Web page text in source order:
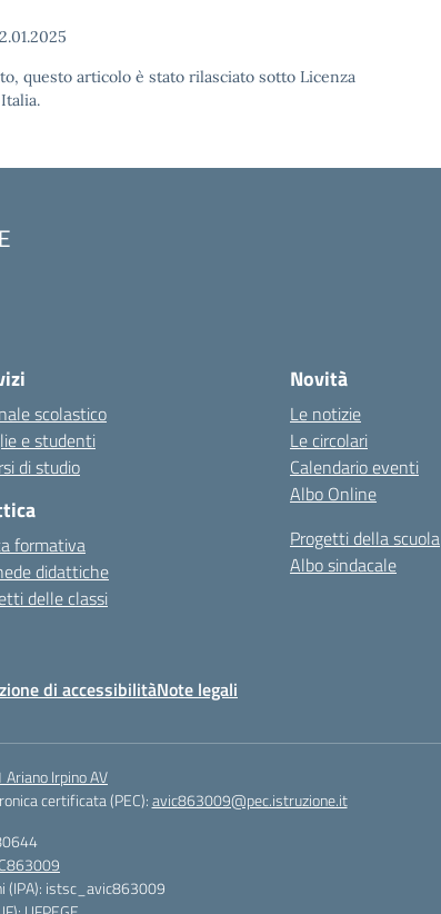
questo articolo è stato rilasciato sotto Licenza
scolastico
e studenti
di studio
formativa
didattiche
delle classi
Novità
Le notizie
Le circolari
Calendario eventi
Albo Online
Progetti della scuola
Albo sindacale
di accessibilitàNote legali
Irpino AV
certificata (PEC):avic863009@pec.istruzione.it
(IPA): istsc_avic863009